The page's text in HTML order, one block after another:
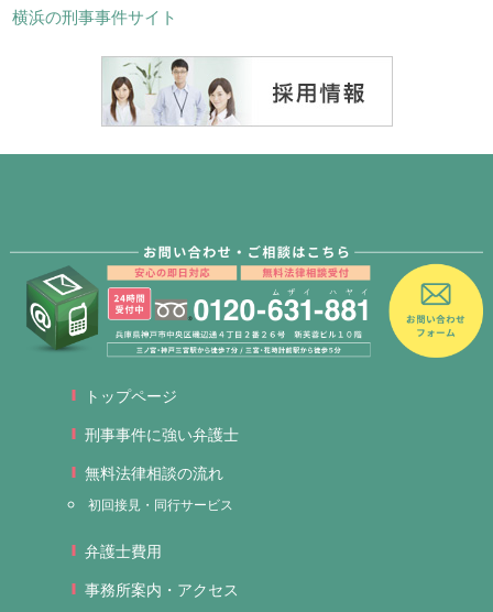
横浜の刑事事件サイト
トップページ
刑事事件に強い弁護士
無料法律相談の流れ
初回接見・同行サービス
弁護士費用
事務所案内・アクセス